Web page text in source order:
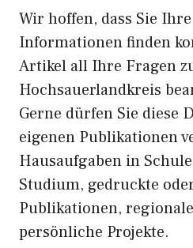
Wir hoffen, dass Sie
Informationen finden
Artikel all Ihre Fragen
Hochsauerlandkreis
Gerne dürfen Sie diese
eigenen Publikationen
Hausaufgaben in
Studium, gedruckte
Publikationen,
persönliche Projekte.